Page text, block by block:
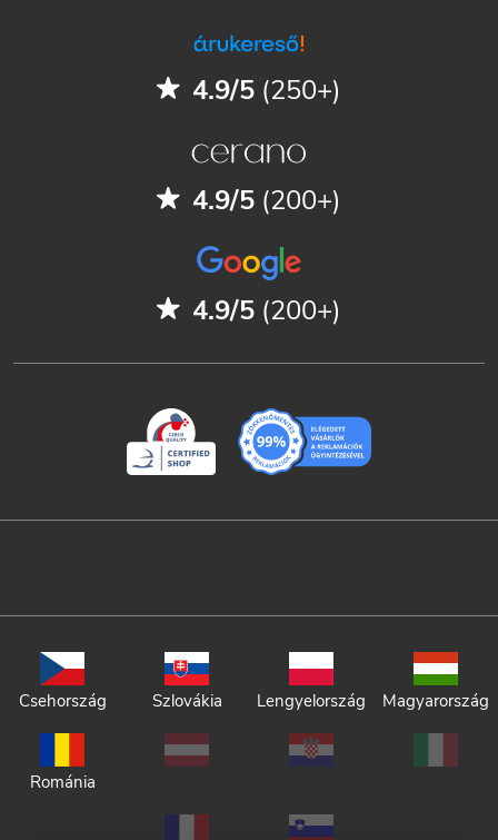
4.9/5 (250+)
4.9/5 (200+)
4.9/5 (200+)
Csehország Szlovákia Lengyelország Magyarország
Románia